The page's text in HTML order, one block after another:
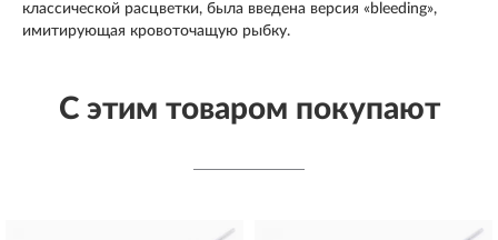
классической расцветки, была введена версия «bleeding»,
имитирующая кровоточащую рыбку.
С этим товаром покупают